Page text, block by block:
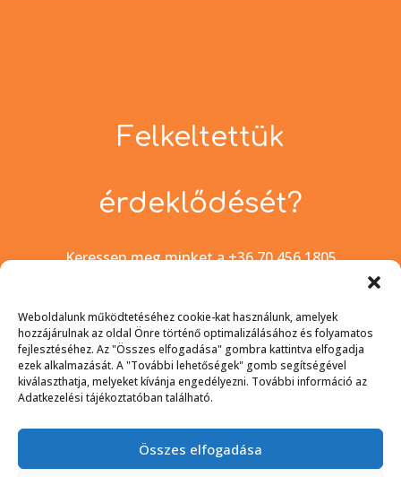
Weboldalunk működtetéséhez cookie-kat használunk, amelyek
hozzájárulnak az oldal Önre történő optimalizálásához és folyamatos
fejlesztéséhez. Az "Összes elfogadása" gombra kattintva elfogadja
ezek alkalmazását. A "További lehetőségek" gomb segítségével
kiválaszthatja, melyeket kívánja engedélyezni. További információ az
Adatkezelési tájékoztatóban található.
Összes elfogadása
Felkeltettük
érdeklődését?
Keressen meg minket a +36 70 456 1805
keresztül.
kapcsolat felvétele